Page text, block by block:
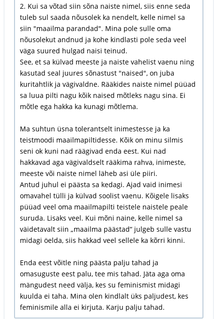
2. Kui sa võtad siin sõna naiste nimel, siis enne seda
tuleb sul saada nõusolek ka nendelt, kelle nimel sa
siin "maailma parandad". Mina pole sulle oma
nõusolekut andnud ja kohe kindlasti pole seda veel
väga suured hulgad naisi teinud.
See, et sa külvad meeste ja naiste vahelist vaenu ning
kasutad seal juures sõnastust "naised", on juba
kuritahtlik ja vägivaldne. Rääkides naiste nimel püüad
sa luua pilti nagu kõik naised mõtleks nagu sina. Ei
mõtle ega hakka ka kunagi mõtlema.
Ma suhtun üsna tolerantselt inimestesse ja ka
teistmoodi maailmapiltidesse. Kõik on minu silmis
seni ok kuni nad räägivad enda eest. Kui nad
hakkavad aga vägivaldselt rääkima rahva, inimeste,
meeste või naiste nimel läheb asi üle piiri.
Antud juhul ei päästa sa kedagi. Ajad vaid inimesi
omavahel tülli ja külvad soolist vaenu. Kõigele lisaks
püüad veel oma maailmapilti teistele naistele peale
suruda. Lisaks veel. Kui mõni naine, kelle nimel sa
väidetavalt siin „maailma päästad“ julgeb sulle vastu
midagi öelda, siis hakkad veel sellele ka kõrri kinni.
Enda eest võitle ning päästa palju tahad ja
omasuguste eest palu, tee mis tahad. Jäta aga oma
mängudest need välja, kes su feminismist midagi
kuulda ei taha. Mina olen kindlalt üks paljudest, kes
feminismile alla ei kirjuta. Karju palju tahad.